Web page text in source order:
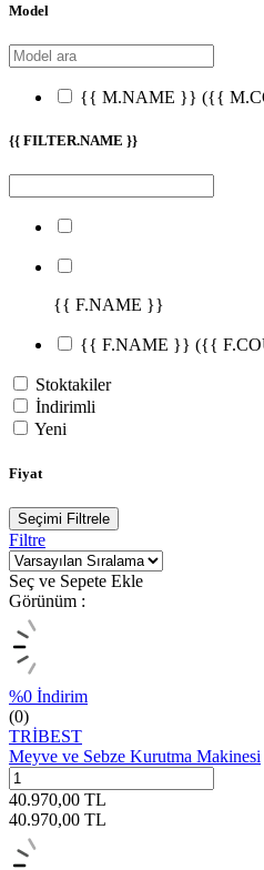
Model
{{ M.NAME }} ({{
{{ FILTER.NAME }}
{{ F.NAME }}
{{ F.NAME }} ({{
Stoktakiler
İndirimli
Yeni
Fiyat
Seçimi Filtrele
Filtre
Seç ve Sepete Ekle
Görünüm :
%0 İndirim
(0)
TRİBEST
Meyve ve Sebze Kurutma Makinesi
40.970,00 TL
40.970,00 TL